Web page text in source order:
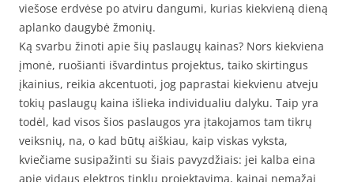
viešose erdvėse po atviru dangumi, kurias kiekvieną dieną
aplanko daugybė žmonių.
Ką svarbu žinoti apie šių paslaugų kainas? Nors kiekviena
įmonė, ruošianti išvardintus projektus, taiko skirtingus
įkainius, reikia akcentuoti, jog paprastai kiekvienu atveju
tokių paslaugų kaina išlieka individualiu dalyku. Taip yra
todėl, kad visos šios paslaugos yra įtakojamos tam tikrų
veiksnių, na, o kad būtų aiškiau, kaip viskas vyksta,
kviečiame susipažinti su šiais pavyzdžiais: jei kalba eina
apie vidaus elektros tinklų projektavimą, kainai nemažai